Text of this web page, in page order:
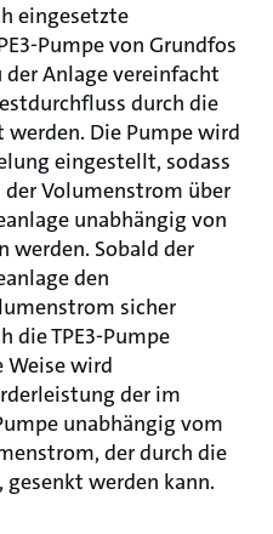
eingesetzte
Pumpe von Grundfos
Anlage vereinfacht
durch die
Die Pumpe wird
eingestellt, sodass
Volumenstrom über
unabhängig von
werden. Sobald der
den
sicher
die TPE3-Pumpe
Weise wird
der im
unabhängig vom
der durch die
werden kann.